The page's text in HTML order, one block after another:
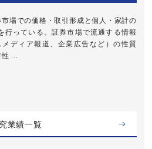
場での価格・取引形成と個人・家計の
行っている。証券市場で流通する情報
ディア報道、企業広告など）の性質
...
業績一覧